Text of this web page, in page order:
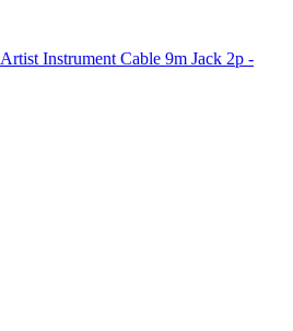
Instrument Cable 9m Jack 2p -